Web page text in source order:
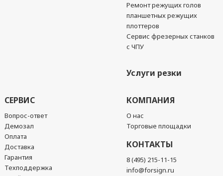
Ремонт режущих голов
планшетных режущих
плоттеров
Сервис фрезерных станков
с ЧПУ
Услуги резки
СЕРВИС
Вопрос-ответ
Демозал
Оплата
Доставка
Гарантия
Техподдержка
КОМПАНИЯ
О нас
Торговые площадки
КОНТАКТЫ
8 (495) 215-11-15
info@forsign.ru